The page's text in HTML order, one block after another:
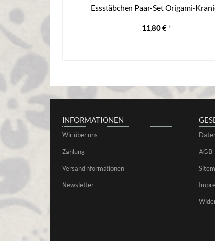
Essstäbchen Paar-Set Origami-
11,80 € *
INFORMATIONEN
Wir über uns
Zahlung
Versandinformationen
Newsletter
AGB